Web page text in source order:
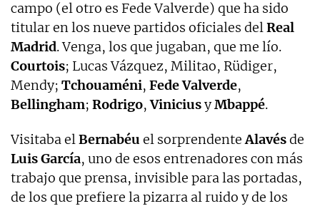
campo (el otro es Fede Valverde) que ha sido
titular en los nueve partidos oficiales delReal
Madrid. Venga, los que jugaban, que me lío.
Courtois; Lucas Vázquez, Militao, Rüdiger,
Mendy; Tchouaméni, FedeValverde,
Bellingham; Rodrigo,ViniciusyMbappé.
Visitaba elBernabéu el sorprendenteAlavésde
Luis García, uno de esos entrenadores con más
trabajo que prensa, invisible para las portadas,
de los que prefiere la pizarra al ruido y de los